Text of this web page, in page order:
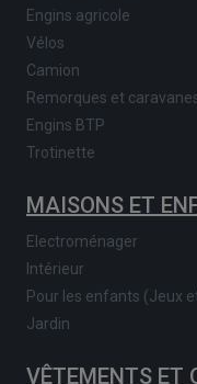
Engins agricole
Vélos
Camion
Remorques et
Engins BTP
Trotinette
MAISONS ET
Electroménager
Intérieur
Pour les enfants (Jeux
Jardin
VÊTEMENTS ET